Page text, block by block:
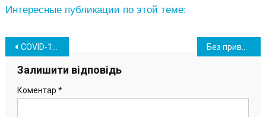
Интересные публикации по этой теме:
Навігація
записів
COVID-19 не исчез: иммунологи советуют утвердить четвертую дозу вакцинации Без привязки к праздничным датам в Южном наградили озеленителей за их труд
Залишити відповідь
Коментар *